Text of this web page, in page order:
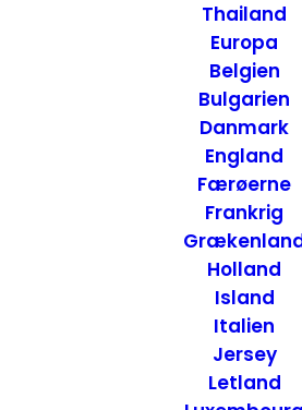
Thailand
Europa
Belgien
Bulgarien
Danmark
England
Færøerne
Frankrig
Holland
Island
Italien
Jersey
Letland
HOTELLER,KINA
ONTRIP.DK